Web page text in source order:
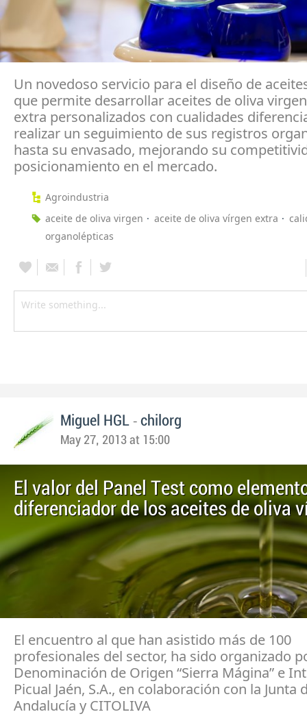
Un novedoso servicio para el diseño de aceites
que permite desarrollar aceites de oliva
extra personalizados con cualidades
realizar un seguimiento de sus registros
hasta su envasado, mejorando su
posicionamiento en el mercado.
Agroindustria
aceite de oliva virgen
aceite de oliva vírgen extra
organolépticas
Miguel HGL - chilorg
May 27, 2013 at 15:00
El valor del Panel Test como
diferenciador de los aceites de oliva
El encuentro al que han asistido más de 100
profesionales del sector, ha sido organizado
Denominación de Origen “Sierra Mágina” e
Picual Jaén, S.A., en colaboración con la Junta
Andalucía y CITOLIVA